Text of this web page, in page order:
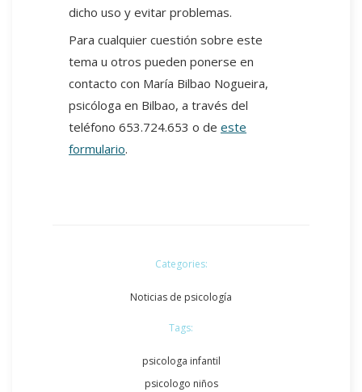
dicho uso y evitar problemas.
Para cualquier cuestión sobre este
tema u otros pueden ponerse en
contacto con María Bilbao Nogueira,
psicóloga en Bilbao, a través del
teléfono 653.724.653 o de este
formulario.
Categories:
Noticias de psicología
Tags:
psicologa infantil
psicologo niños